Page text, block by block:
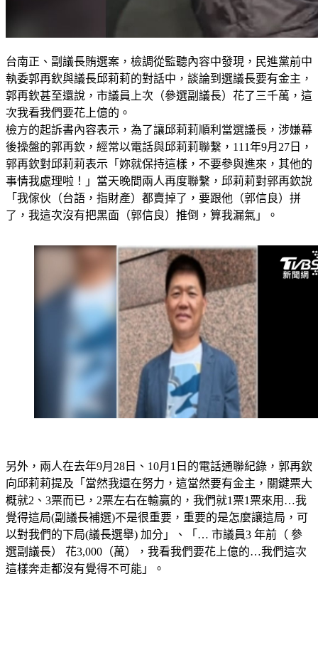
台南正、副議長賄選案，檢調從監聽內容中發現，民進黨前中
執委郭再欽與議長邱莉莉的對話中，談論到選議長要有金主，
郭再欽甚至還說，市議員上次（參選副議長）花了三千萬，這
次我看我們要花上億的。
檢方的起訴書內容表示，為了讓邱莉莉順利當選議長，涉嫌幕
後操盤的郭再欽，經常以電話與邱莉莉聯繫，111年9月27日，
郭再欽對邱莉莉表示「妳就保持這樣，不要參與進來，其他的
事情我處理啦！」當天晚間兩人再度聯繫，邱莉莉對郭再欽說
「我傢伙（台語，指財產）都賣掉了，要跟他（郭信良）拼
了，我這次沒有把黑面（郭信良）推倒，算我漏氣」。
另外，兩人在去年9月28日、10月1日的電話通聯紀錄，郭再欽
向邱莉莉提及「當然我還在努力，這當然要有金主，關鍵票大
概就2、3票而已，2票左右在輸贏的，我們就1票1票來用…我
覺得這局(副議長補選)不是很重要，重要的是怎麼讓這局，可
以對我們的下局(議長選舉) 加分」、「… 市議員3 年前（ 參
選副議長） 花3,000（萬），我看我們要花上億的…我們這次
這樣奔走都沒有覺得不可能」。